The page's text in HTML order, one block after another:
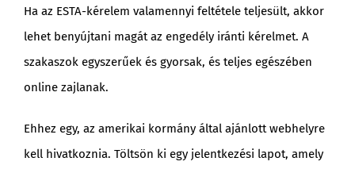
Ha az ESTA-kérelem valamennyi feltétele teljesült, akkor
lehet benyújtani magát az engedély iránti kérelmet. A
szakaszok egyszerűek és gyorsak, és teljes egészében
online zajlanak.
Ehhez egy, az amerikai kormány által ajánlott webhelyre
kell hivatkoznia. Töltsön ki egy jelentkezési lapot, amely